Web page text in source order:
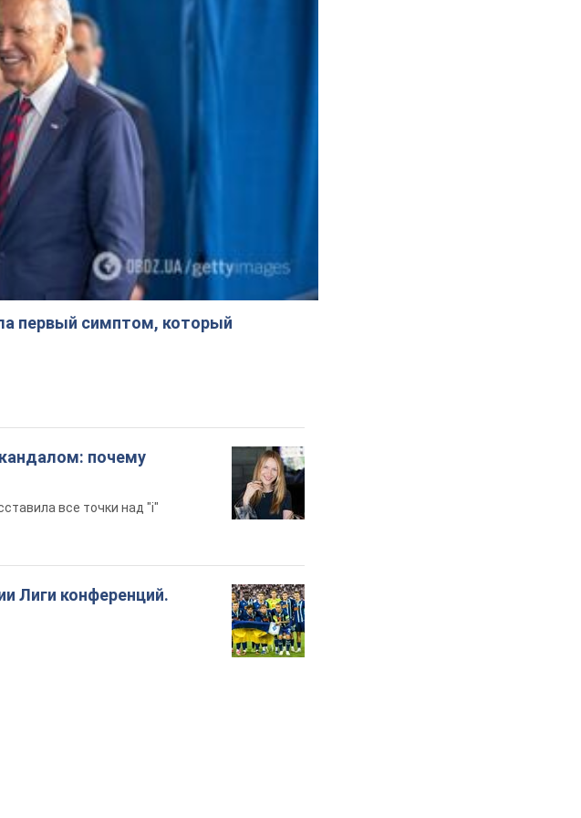
первый симптом, который
почему
все точки над "i"
Лиги конференций.